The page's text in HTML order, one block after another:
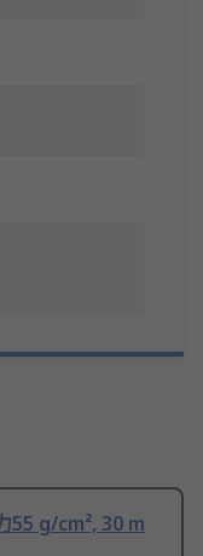
55 g/cm², 30 m